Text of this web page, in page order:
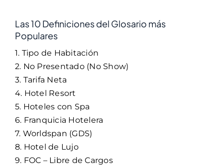
Las 10 Definiciones del Glosario más
Populares
1. Tipo de Habitación
2. No Presentado (No Show)
3. Tarifa Neta
4. Hotel Resort
5. Hoteles con Spa
6. Franquicia Hotelera
7. Worldspan (GDS)
8. Hotel de Lujo
9. FOC – Libre de Cargos